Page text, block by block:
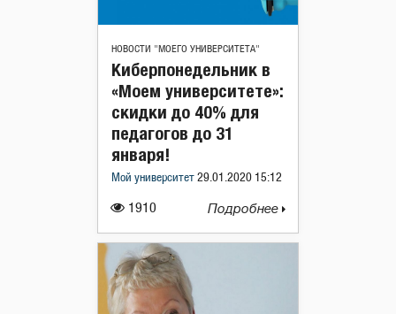
НОВОСТИ "МОЕГО УНИВЕРСИТЕТА"
1910
Киберпонедельник в
«Моем университете»:
скидки до 40% для
педагогов до 31
января!
Мой университет 29.01.2020 15:12
Подробнее